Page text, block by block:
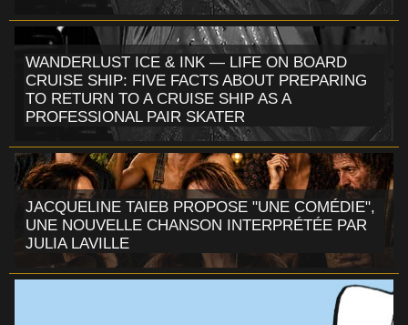
WANDERLUST ICE & INK — LIFE ON BOARD
CRUISE SHIP: FIVE FACTS ABOUT PREPARING
TO RETURN TO A CRUISE SHIP AS A
PROFESSIONAL PAIR SKATER
JACQUELINE TAIEB PROPOSE "UNE COMÉDIE",
UNE NOUVELLE CHANSON INTERPRÉTÉE PAR
JULIA LAVILLE